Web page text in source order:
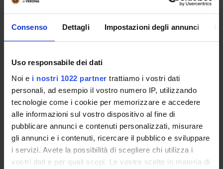
Consenso Dettagli Impostazioni degli annunci
Uso responsabile dei dati
Noi e i nostri 1022 partner trattiamo i vostri dati
personali, ad esempio il vostro numero IP, utilizzando
tecnologie come i cookie per memorizzare e accedere
alle informazioni sul vostro dispositivo al fine di
pubblicare annunci e contenuti personalizzati, misurare
gli annunci e i contenuti, ricercare il pubblico e sviluppare
i servizi. Avete la possibilità di scegliere chi utilizza i
vostri dati e per quali scopi. Le vostre scelte in materia di
INCARICHI
GOVERNANCE
COMMISSIONI
UFFICI E STRUTTURE DI SERVIZIO
SERVIZI DI SEGRETERIA STUDENTI